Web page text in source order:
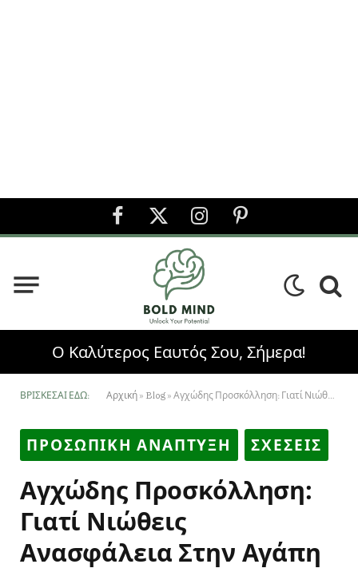
Facebook
X
(Twitter)
InstagramPinterest
Ο Καλύτερος Εαυτός Σου, Σήμερα!
ΒΡΊΣΚΕΣΑΙ ΕΔΏ: Αρχική» Blog»Αγχώδης Προσκόλληση: Γιατί Νιώθεις Ανασφάλεια Στην Αγάπη
ΠΡΟΣΩΠΙΚΗ ΑΝΑΠΤΥΞΗ ΣΧΕΣΕΙΣ
Αγχώδης Προσκόλληση:
Γιατί Νιώθεις
Ανασφάλεια Στην Αγάπη